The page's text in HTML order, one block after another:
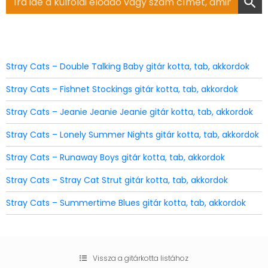
for:
Stray Cats – Double Talking Baby gitár kotta, tab, akkordok
Stray Cats – Fishnet Stockings gitár kotta, tab, akkordok
Stray Cats – Jeanie Jeanie Jeanie gitár kotta, tab, akkordok
Stray Cats – Lonely Summer Nights gitár kotta, tab, akkordok
Stray Cats – Runaway Boys gitár kotta, tab, akkordok
Stray Cats – Stray Cat Strut gitár kotta, tab, akkordok
Stray Cats – Summertime Blues gitár kotta, tab, akkordok
Vissza a gitárkotta listához